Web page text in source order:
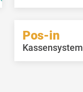
Pos-in
Kassensystem